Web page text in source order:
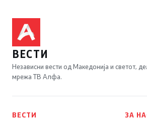
ВЕСТИ
Независни вести од Македонија и светот,
мрежа ТВ Алфа.
ВЕСТИ
ЗА